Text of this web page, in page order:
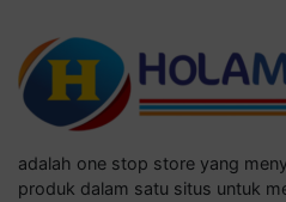
adalah one stop store yang
produk dalam satu situs untuk